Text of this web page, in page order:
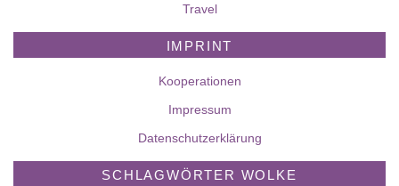
Travel
IMPRINT
Kooperationen
Impressum
Datenschutzerklärung
SCHLAGWÖRTER WOLKE